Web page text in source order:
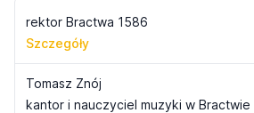
rektor Bractwa 1586
Szczegóły
Tomasz Znój
kantor i nauczyciel muzyki w Bractwie